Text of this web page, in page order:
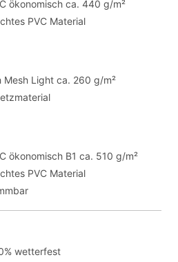
ökonomisch ca. 440 g/m²
PVC Material
Mesh Light ca. 260 g/m²
ökonomisch B1 ca. 510 g/m²
PVC Material
wetterfest